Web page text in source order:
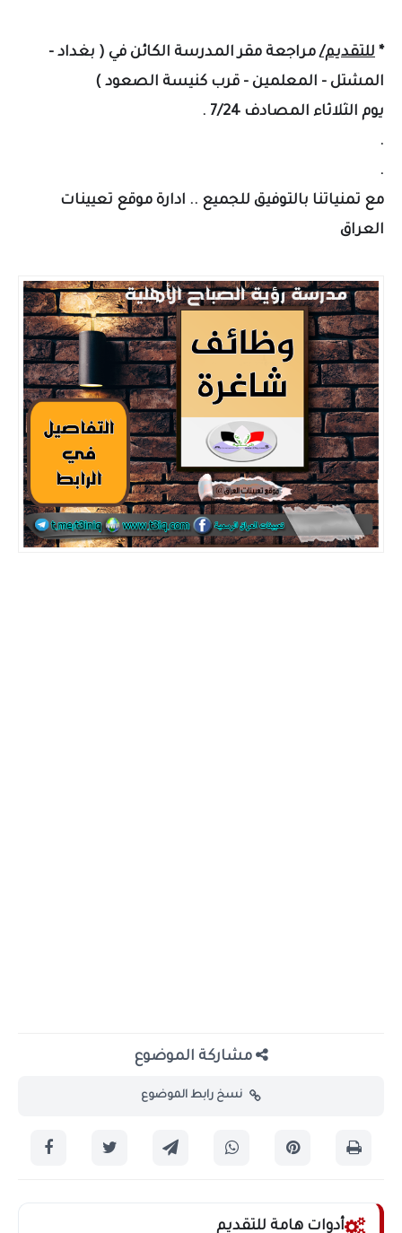
* للتقديم/مراجعة مقر المدرسة الكائن في ( بغداد -
المشتل - المعلمين - قرب كنيسة الصعود )
يوم الثلاثاء المصادف 7/24 .
.
.
مع تمنياتنا بالتوفيق للجميع .. ادارة موقع تعيينات
العراق
مشاركة الموضوع
نسخ رابط الموضوع
أدوات هامة للتقديم